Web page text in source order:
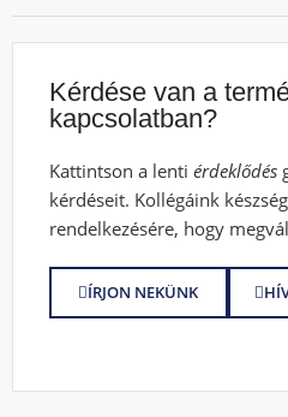
Kérdése van a
kapcsolatban?
Kattintson a lentiérdeklődés
kérdéseit. Kollégáink
rendelkezésére, hogy
ÍRJON NEKÜNK